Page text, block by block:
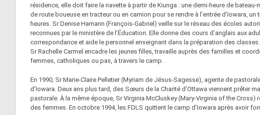
résidence, elle doit faire la navette à partir de Kiunga : une demi-heure de
de route boueuse en tracteur ou en camion pour se rendre à l’entrée d’Iowara, un
heures. Sr Denise Hamann (François-Gabriel) veille sur le réseau des écoles
reconnues par le ministère de l’Éducation. Elle donne des cours d’anglais aux
correspondance et aide le personnel enseignant dans la préparation des
Sr Rachelle Carmel encadre les jeunes filles, travaille auprès des familles et
femmes, catholiques ou pas, à travers le camp.
En 1990, Sr Marie-Claire Pelletier (Myriam de Jésus-Sagesse), agente de
d’Iowara. Deux ans plus tard, des Sœurs de la Charité d’Ottawa viennent prêter
pastorale. À la même époque, Sr Virginia McCluskey (Mary-Virginia of the Cross)
des femmes. En octobre 1994, les FDLS quittent le camp d’Iowara après avoir